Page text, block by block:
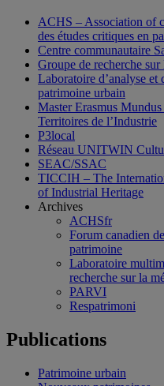
ACHS – Association of
des études critiques en
Centre communautaire
Groupe de recherche sur
Laboratoire d’analyse et
patrimoine urbain
Master Erasmus
Territoires de l’Industrie
P3local
Réseau UNITWIN
SEAC/SSAC
TICCIH – The
of Industrial Heritage
Archives
ACHSfr
Forum canadien
patrimoine
Laboratoire
recherche sur la
PARVI
Respatrimoni
Publications
Patrimoine urbain